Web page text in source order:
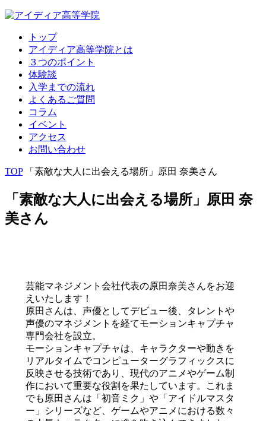
トップ
アイディア高等学院とは
３つのポイント
体験談
入学までの流れ
よくあるご質問
コラム
イベント
アクセス
お問い合わせ
TOP 「素敵な大人に出会える場所」原田 奈美さん
「素敵な大人に出会える場所」原田 奈
美さん
芸能マネジメント会社代表の原田奈美さんをお迎
えいたします！
原田さんは、声優としてデビュー後、タレントや
声優のマネジメントを経てモーションキャプチャ
専門会社を設立。
モーションキャプチャは、キャラクターや動きを
リアルタイムでコンピューターグラフィックスに
反映させる技術であり、現代のアニメやゲーム制
作において重要な役割を果たしています。これま
でも原田さんは「初音ミク」や「アイドルマスタ
ー」シリーズなど、ゲームやアニメにおける数々